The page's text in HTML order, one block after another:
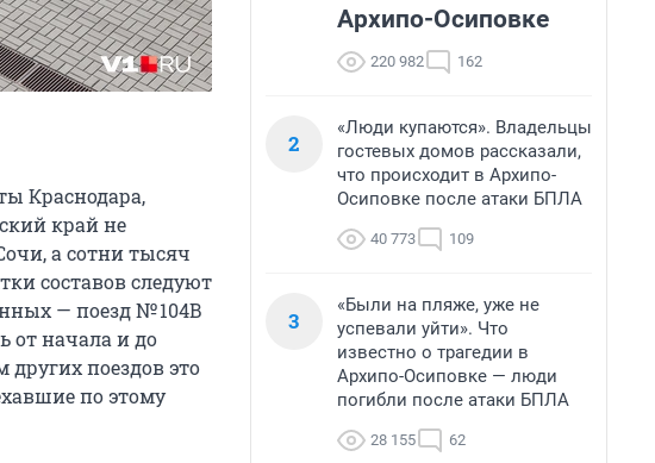
Краснодара,
край не
а сотни тысяч
составов следуют
— поезд № 104В
от начала и до
поездов это
по этому
Архипо-Осиповке
220 982 162
2
«Люди купаются». Владельцы
гостевых домов рассказали,
что происходит в Архипо-
Осиповке после атаки БПЛА
40 773 109
3
«Были на пляже, уже не
успевали уйти». Что
известно о трагедии в
Архипо-Осиповке — люди
погибли после атаки БПЛА
28 155 62